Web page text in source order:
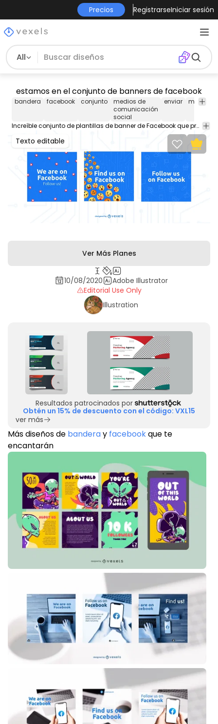
Precios RegistrarseIniciar sesión
All
estamos en el conjunto de banners de facebook
bandera facebook conjunto
medios de
comunicación
social
enviar modelo
Increíble conjunto de plantillas de banner de Facebook que presenta tres banners editables. Crea tu banner personalizado con esta plantilla editable. ¡Contiene colores de texto editables y más!
Texto editable
Ver Más Planes
10/08/2020
Adobe Illustrator
Editorial Use Only
Illustration
Resultados patrocinados por
Obtén un 15% de descuento con el código: VXL15
ver más
Más diseños de banderay facebookque te
encantarán